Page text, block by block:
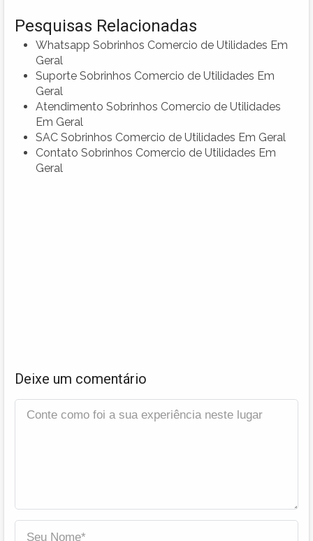
Pesquisas Relacionadas
Whatsapp Sobrinhos Comercio de Utilidades Em
Geral
Suporte Sobrinhos Comercio de Utilidades Em
Geral
Atendimento Sobrinhos Comercio de Utilidades
Em Geral
SAC Sobrinhos Comercio de Utilidades Em Geral
Contato Sobrinhos Comercio de Utilidades Em
Geral
Deixe um comentário